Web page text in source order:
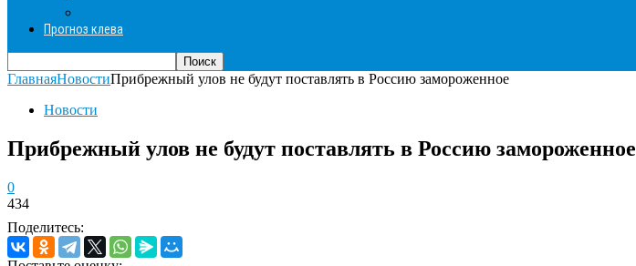
Прогноз клева
ГлавнаяНовостиПрибрежный улов не будут поставлять в Россию замороженное
Новости
Прибрежный улов не будут поставлять в Россию замороженное
0
434
Поделитесь: